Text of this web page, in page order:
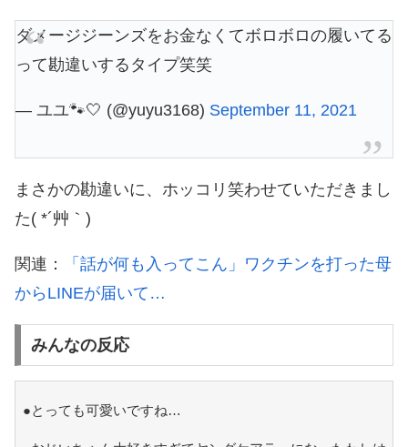
ダメージジーンズをお金なくてボロボロの履いてる
って勘違いするタイプ笑笑
— ユユ🐾🤍 (@yuyu3168) September 11, 2021
まさかの勘違いに、ホッコリ笑わせていただきまし
た( *´艸｀)
関連：
「話が何も入ってこん」ワクチンを打った母
からLINEが届いて…
みんなの反応
●とっても可愛いですね…